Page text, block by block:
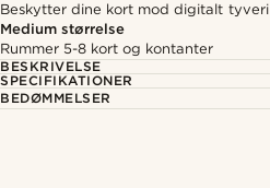
Beskytter dine kort mod digitalt tyveri
Medium størrelse
Rummer 5-8 kort og kontanter
BESKRIVELSE
SPECIFIKATIONER
BEDØMMELSER